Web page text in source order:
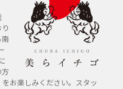
方
お楽しみください。スタッ